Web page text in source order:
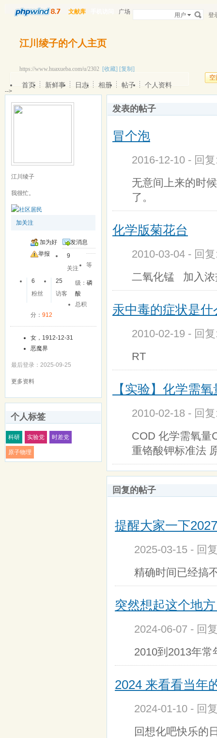
文献库 广场 用户 登
江川绫子的个人主页
https://www.huaxueba.com/u/2302 [收藏] [复制]
空
首页 新鲜事 日志 相册 帖子 个人资料
-->
江川绫子
我很忙。
加关注
加为好
友
发消息
举报
9
关注
6
粉丝
25
访客
等
级：磷
酸
总积
分： 912
女，1912-12-31
恶魔界
最后登录：2025-09-25
更多资料
个人标签
科研 实验党 时差党
原子物理
发表的帖子
冒个泡
2016-12-10 - 回
无意间上来的时
了。
化学版菊花台
2010-03-04 - 回
二氧化锰 加入浓
汞中毒的症状是什
2010-02-19 - 回
RT
【实验】化学需
2010-02-18 - 回
COD 化学需氧量
重铬酸钾标准法
回复的帖子
提醒大家一下
2025-03-15 - 回
精确时间已经搞
突然想起这个地
2024-06-07 - 回
2010到2013年
2024 来看看当年
2024-01-10 - 回
回想化吧快乐的